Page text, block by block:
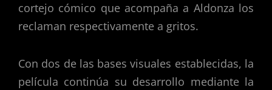
cortejo cómico que acompaña a Aldonza los
reclaman respectivamente a gritos.
Con dos de las bases visuales establecidas, la
película continúa su desarrollo mediante la